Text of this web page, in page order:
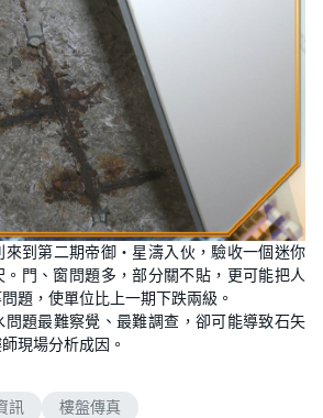
來到第二期帝御‧星濤入伙，驗收一個迷你
門、窗問題多，部分關不貼，更可能把人
題，使單位比上一期下跌兩級。
題最難察覺、最難調查，卻可能導致石矢
現場分析成因。
訊 樓盤傳真